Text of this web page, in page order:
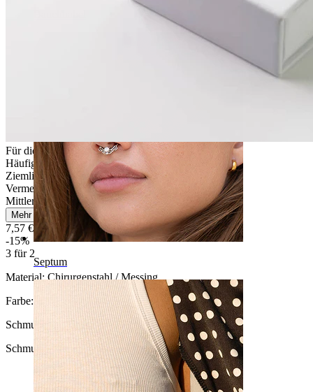
Septum
Für die meisten Hauttypen
Häufiges Tragen
Ziemlich leicht
Vermeide Wasserkontakt
Mittlere Haltbarkeit
Mehr lesen
7,57 € 8,90 €
-15%
3 für 2
Material:Chirurgenstahl / Messing
Farbe:
Schmucksteinfarbe:
Schmucksteinfarbe auswählen